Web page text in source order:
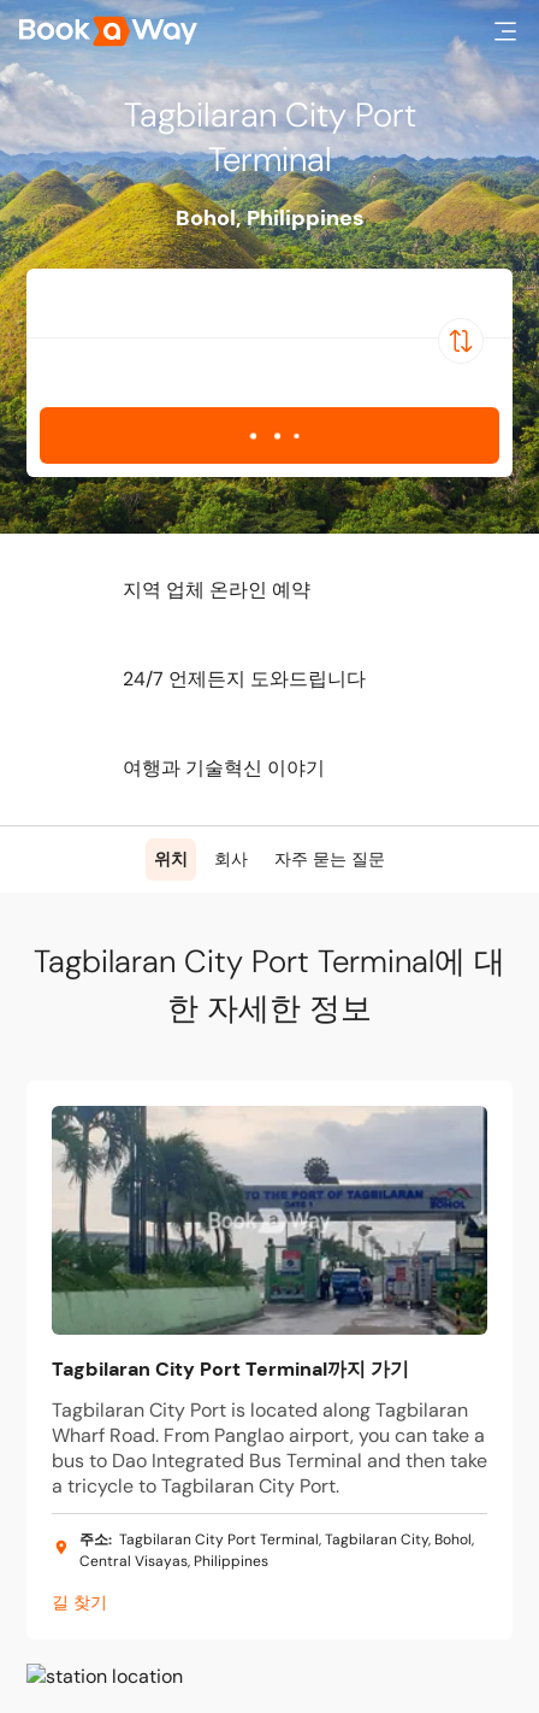
Tagbilaran City Port
Terminal
Bohol,Philippines
위치 회사 자주 묻는 질문
지역 업체 온라인 예약
24/7 언제든지 도와드립니다
여행과 기술혁신 이야기
Tagbilaran City Port Terminal에 대
한 자세한 정보
Tagbilaran City Port Terminal까지 가기
Tagbilaran City Port is located along Tagbilaran
Wharf Road. From Panglao airport, you can take a
bus to Dao Integrated Bus Terminal and then take
a tricycle to Tagbilaran City Port.
주소: Tagbilaran City Port Terminal, Tagbilaran City, Bohol,
Central Visayas, Philippines
길 찾기